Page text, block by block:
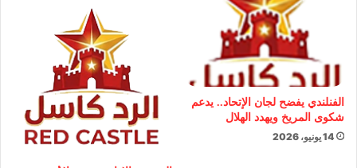
الفنلندي يفضح لجان الإتحاد.. يدعم
شكوى المريخ ويهدد الهلال
14 يونيو، 2026